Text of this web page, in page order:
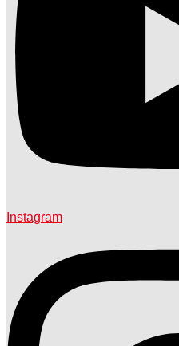
Instagram